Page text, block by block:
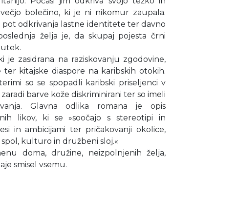
bolečino, ki je ni nikomur zaupala.
pot odkrivanja lastne identitete ter davno
želja je, da skupaj pojesta črni
je zasidrana na raziskovanju zgodovine,
kitajske diaspore na karibskih otokih.
so se spopadli karibski priseljenci v
barve kože diskriminirani ter so imeli
Glavna odlika romana je opis
likov, ki se »soočajo s stereotipi in
in ambicijami ter pričakovanji okolice,
kulturo in družbeni sloj.«
doma, družine, neizpolnjenih želja,
smisel vsemu.